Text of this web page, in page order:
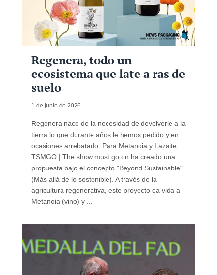
Regenera, todo un
ecosistema que late a ras de
suelo
1 de junio de 2026
Regenera nace de la necesidad de devolverle a la
tierra lo que durante años le hemos pedido y en
ocasiones arrebatado. Para Metanoia y Lazaite,
TSMGO | The show must go on ha creado una
propuesta bajo el concepto "Beyond Sustainable"
(Más allá de lo sostenible). A través de la
agricultura regenerativa, este proyecto da vida a
Metanoia (vino) y ...